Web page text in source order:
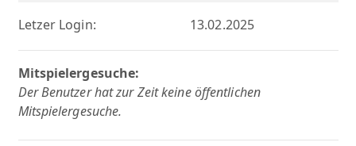
Letzer Login:
13.02.2025
Mitspielergesuche:
Der Benutzer hat zur Zeit keine öffentlichen
Mitspielergesuche.